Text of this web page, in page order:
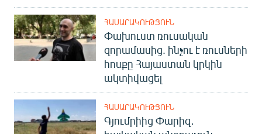
ԲԱՆԱՎԵՃ
ՁԳՏԵԼՈՎ ԼԱՎԱԳՈՒՅՆԻՆ
ՓՈԴՔԱՍԹ
Հայերեն
English
ՀԱՍԱՐԱԿՈՒԹՅՈՒՆ
Փախուստ ռուսական
զորամասից. ինչու է ռուսների
հոսքը Հայաստան կրկին
ակտիվացել
ՀԱՍԱՐԱԿՈՒԹՅՈՒՆ
Գյումրիից Փարիզ․